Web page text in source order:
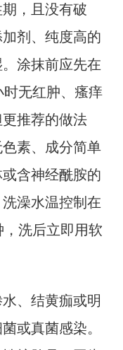
，且没有破
剂、纯度高的
涂抹前应先在
无红肿、瘙痒
推荐的做法
素、成分简单
含神经酰胺的
澡水温控制在
洗后立即用软
、结黄痂或明
或真菌感染。